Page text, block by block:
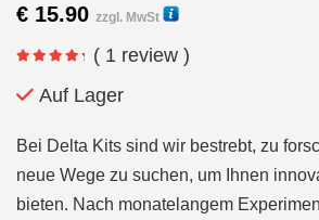
€ 15.90 zzgl. MwSt
( 1 review )
Auf Lager
Bei Delta Kits sind wir bestrebt, zu
neue Wege zu suchen, um Ihnen
bieten. Nach monatelangem